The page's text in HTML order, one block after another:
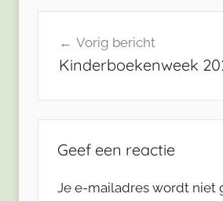
navigatie
Vorig bericht
Kinderboekenweek
Geef een reactie
Je e-mailadres wordt niet